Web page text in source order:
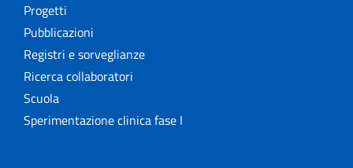
Progetti
Pubblicazioni
Registri e sorveglianze
Ricerca collaboratori
Scuola
Sperimentazione clinica fase I